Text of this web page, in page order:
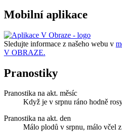
Mobilní aplikace
Sledujte informace z našeho webu v
V OBRAZE.
Pranostiky
Pranostika na akt. měsíc
Když je v srpnu ráno hodně
Pranostika na akt. den
Málo plodů v srpnu, málo včel